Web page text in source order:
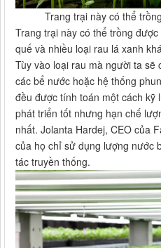
Trang trại này có thể
Trang trại này có thể trồng
quế và nhiều loại rau lá xanh
Tùy vào loại rau mà người ta sẽ
các bể nước hoặc hệ thống
đều được tính toán một cách kỹ
phát triển tốt nhưng hạn chế
nhất. Jolanta Hardej, CEO của
của họ chỉ sử dụng lượng nước
tác truyền thống.